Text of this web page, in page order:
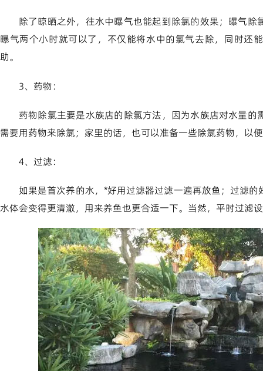
除了晾晒之外，往水中曝气也能起到除氯的效果；曝气
曝气两个小时就可以了，不仅能将水中的氯气去除，同时还
助。
3、药物：
药物除氯主要是水族店的除氯方法，因为水族店对水量
需要用药物来除氯；家里的话，也可以准备一些除氯药物，以
4、过滤：
如果是首次养的水，*好用过滤器过滤一遍再放鱼；过滤
水体会变得更清澈，用来养鱼也更合适一下。当然，平时过滤